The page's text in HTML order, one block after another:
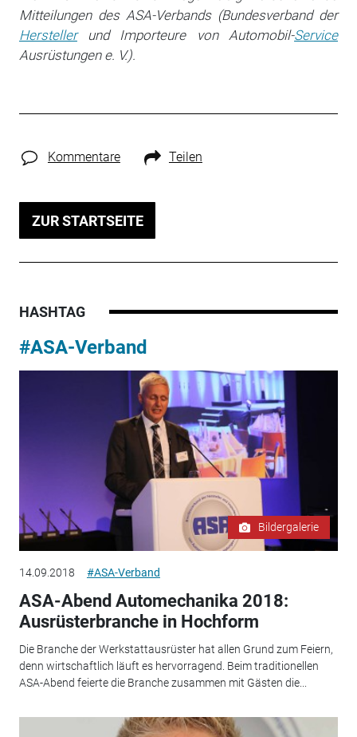
Mitteilungen des ASA-Verbands (Bundesverband der
Herstellerund Importeure von Automobil-Service
Ausrüstungen e. V.).
Kommentare Teilen
ZUR STARTSEITE
HASHTAG
#ASA-Verband
Bildergalerie
14.09.2018 #ASA-Verband
ASA-Abend Automechanika 2018:
Ausrüsterbranche in Hochform
Die Branche der Werkstattausrüster hat allen Grund zum Feiern,
denn wirtschaftlich läuft es hervorragend. Beim traditionellen
ASA-Abend feierte die Branche zusammen mit Gästen die...